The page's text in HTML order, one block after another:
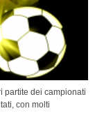
partite dei campionati
con molti